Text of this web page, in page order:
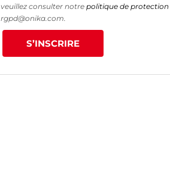
veuillez consulter notrepolitique de protection
rgpd@onika.com.
S’INSCRIRE